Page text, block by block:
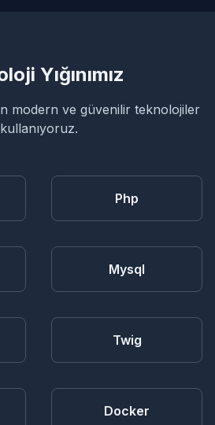
Yığınımız
modern ve güvenilir teknolojiler
kullanıyoruz.
Php
Mysql
Twig
Docker